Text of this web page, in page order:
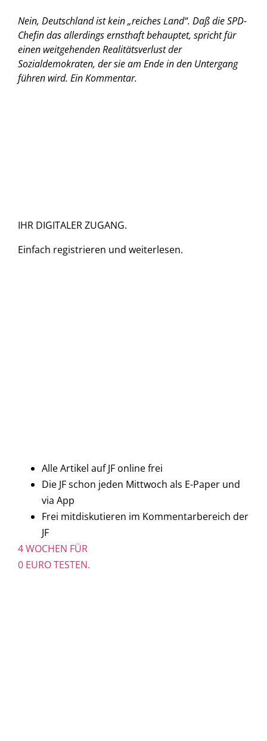
Nein, Deutschland ist kein „reiches Land“. Daß die SPD-
Chefin das allerdings ernsthaft behauptet, spricht für
einen weitgehenden Realitätsverlust der
Sozialdemokraten, der sie am Ende in den Untergang
führen wird. Ein Kommentar.
IHR DIGITALER ZUGANG.
Einfach registrieren und weiterlesen.
Alle Artikel auf JF online frei
Die JF schon jeden Mittwoch als E-Paper und
via App
Frei mitdiskutieren im Kommentarbereich der
JF
4 WOCHEN FÜR
0 EURO TESTEN.